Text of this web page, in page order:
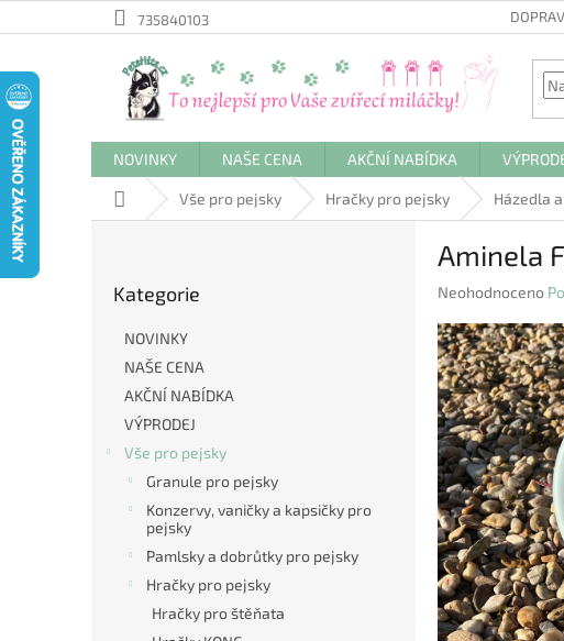
na
735840103
NOVINKY NAŠE CENA AKČNÍ NABÍDKA
Domů Vše pro pejsky Hračky pro pejsky Házedla
kategorie
Kategorie
NOVINKY
NAŠE CENA
AKČNÍ NABÍDKA
VÝPRODEJ
Vše pro pejsky
Granule pro pejsky
Konzervy, vaničky a kapsičky pro
pejsky
Pamlsky a dobrůtky pro pejsky
Hračky pro pejsky
Hračky pro štěňata
Aminela
Průměrné
produktu
je
0,0
z
5
hvězdiček.
Neohodnoceno